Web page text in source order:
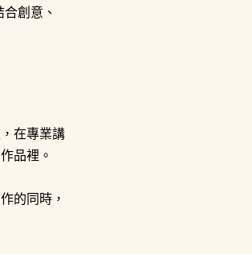
創意、
在專業講
品裡。
的同時，